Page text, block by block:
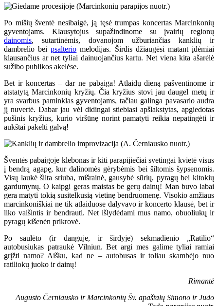
Po mišių šventė nesibaigė, ją tęsė trumpas koncertas Marcinkonių
gyventojams. Klausytojus supažindinome su įvairių regionų
dainomis, sutartinėmis, dovanojom užburiančias kanklių ir
dambrelio beipsalterio melodijas. Širdis džiaugėsi matant įdėmiai
klausančius ar net tyliai dainuojančius kartu. Net viena kita ašarėlė
sužibo publikos akelėse.
Bet ir koncertas – dar ne pabaiga! Atlaidų dieną pašventinome ir
atstatytą Marcinkonių kryžių. Čia kryžius stovi jau daugel metų ir
yra svarbus paminklas gyventojams, tačiau galinga pavasario audra
jį nuvertė. Dabar jau vėl didingai stiebiasi apšlakstytas, apgiedotas
pušinis kryžius, kurio viršūnę norint pamatyti reikia nepatingėti ir
aukštai pakelti galvą!
Šventės pabaigoje klebonas ir kiti parapijiečiai svetingai kvietė visus
į bendrą agapę, kur dalinomės gėrybėmis bei šiltomis šypsenomis.
Visų laukė šilta sriuba, mišrainė, gausybė sūrių, pyragų bei kitokių
gardumynų. O kaipgi geras maistas be gerų dainų! Man buvo labai
gera matyti tokią susitelkusią vietinę bendruomenę. Visokio amžiaus
marcinkoniškiai ne tik atlaiduose dalyvavo ir koncerto klausė, bet ir
liko vaišintis ir bendrauti. Net išlydėdami mus namo, obuoliukų ir
pyragų kišenėn prikrovė.
Po saulėto (ir danguje, ir širdyje) sekmadienio „Ratilio“
autobusiukas patraukė Vilniun. Bet argi mes galime tyliai ramiai
grįžti namo? Aišku, kad ne – autobusas ir toliau skambėjo nuo
ratiliokų juoko ir dainų!
Rimantė
Augusto Černiausko ir Marcinkonių Šv. apaštalų Simono ir Judo